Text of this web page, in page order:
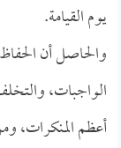
يوم القيامة.
والحاصل أن
الواجبات،
أعظم المنكرات،